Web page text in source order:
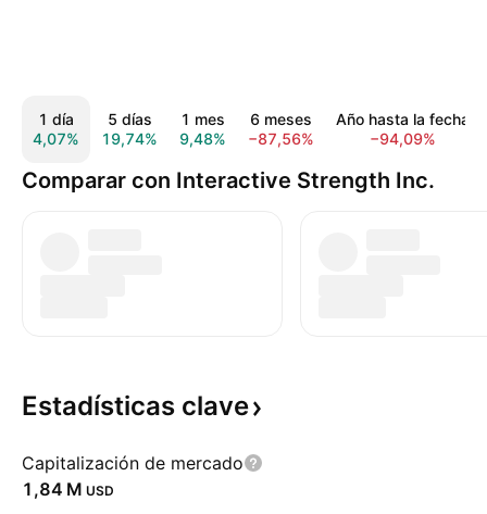
1 día
4,07%
5 días
19,74%
1 mes
9,48%
6 meses
−87,56%
Año hasta la fecha
−94,09%
Comparar con Interactive Strength Inc.
Estadísticas clave
Capitalización de mercado
‪1,84 M‬ USD